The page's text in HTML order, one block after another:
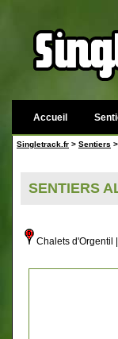
Accueil
Singletrack.fr > Sentiers >
SENTIERS
Chalets d'Orgentil |